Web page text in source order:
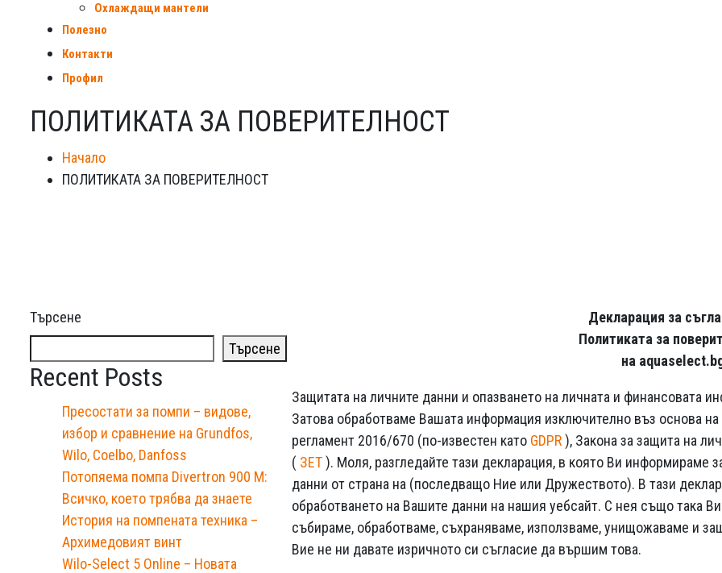
Охлаждащи мантели
Полезно
Контакти
Профил
ПОЛИТИКАТА ЗА ПОВЕРИТЕЛНОСТ
Начало
ПОЛИТИКАТА ЗА ПОВЕРИТЕЛНОСТ
Декларация за
Политиката за
на
Защитата на личните данни и опазването на личната и финансовата
Затова обработваме Вашата информация изключително въз основа
регламент 2016/670 (по-известен като GDPR), Закона за защита на
( ЗЕТ). Моля, разгледайте тази декларация, в която Ви информираме
данни от страна на (последващо Ние или Дружеството). В тази
обработването на Вашите данни на нашия уебсайт. С нея също така
събираме, обработваме, съхраняваме, използваме, унищожаваме и
Вие не ни давате изричното си съгласие да вършим това.
Търсене
Търсене
Recent Posts
Пресостати за помпи – видове,
избор и сравнение на Grundfos,
Wilo, Coelbo, Danfoss
Потопяема помпа Divertron 900 М:
Всичко, което трябва да знаете
История на помпената техника –
Архимедовият винт
Wilo-Select 5 Online – Новата